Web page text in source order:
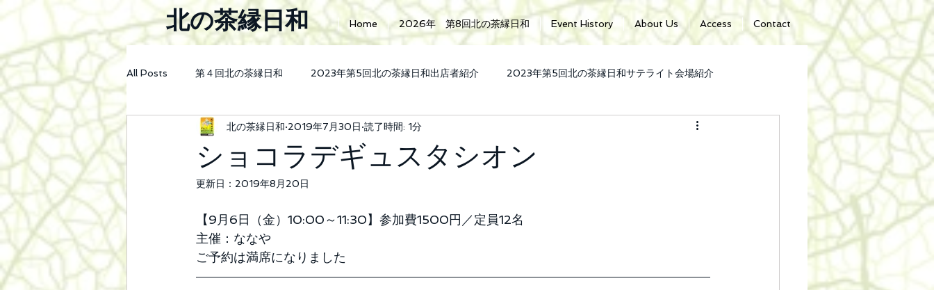
北の茶縁日和 Home 2026年 第8回北の茶縁日和 Event History About Us Access Contact
All Posts 第４回北の茶縁日和 2023年第5回北の茶縁日和出店者紹介 2023年第5回北の茶縁日和サテライト会場紹介
2023年第5回北の茶縁日和会場案内 2023年景品提供 2025年第７回北の茶縁日和
2026年第8回北の茶縁日和
ショコラデギュスタシオン
北の茶縁日和 2019年7月30日 読了時間: 1分
更新日： 2019年8月20日
【9月6日（金）10:00～11:30】参加費1500円／定員12名
主催：ななや
ご予約は満席になりました